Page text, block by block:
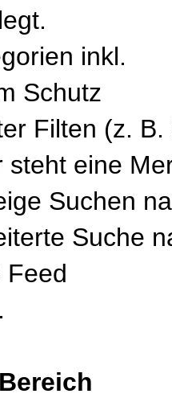
inkl.
Schutz
Filten (z.
steht eine
Suchen
Suche
Feed